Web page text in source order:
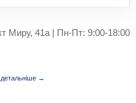
Миру, 41а | Пн-Пт: 9:00-18:00
детальніше →